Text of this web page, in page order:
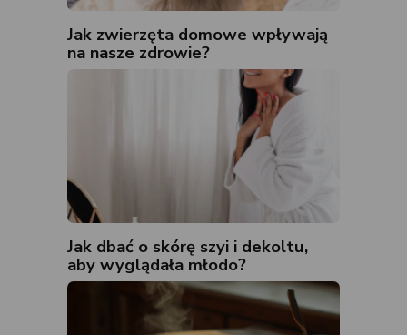
Jak zwierzęta domowe wpływają
na nasze zdrowie?
Jak dbać o skórę szyi i dekoltu,
aby wyglądała młodo?